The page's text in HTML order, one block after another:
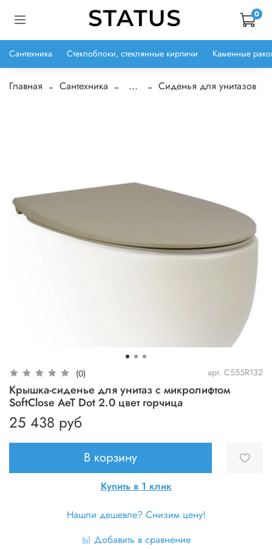
0
Сантехника Стеклоблоки, стеклянные кирпичи Каменные
Главная Сантехника ... Сиденья для унитазов
(0) арт. C555R132
Крышка-сиденье для унитаз c микролифтом
SoftClose AeT Dot 2.0 цвет горчица
25 438 руб
В корзину
Купить в 1 клик
Нашли дешевле? Снизим цену!
Добавить в сравнение